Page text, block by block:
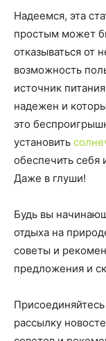
Надеемся, эта
простым может
отказываться от
возможность
источник
надежен и
это
установить
обеспечить
Даже в глуши!
Будь вы
отдыха на
советы и
предложения и
рассылку